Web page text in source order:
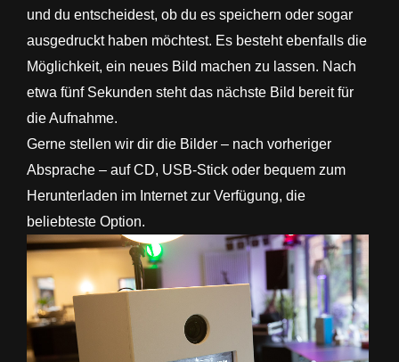
und du entscheidest, ob du es speichern oder sogar
ausgedruckt haben möchtest. Es besteht ebenfalls die
Möglichkeit, ein neues Bild machen zu lassen. Nach
etwa fünf Sekunden steht das nächste Bild bereit für
die Aufnahme.
Gerne stellen wir dir die Bilder – nach vorheriger
Absprache – auf CD, USB-Stick oder bequem zum
Herunterladen im Internet zur Verfügung, die
beliebteste Option.